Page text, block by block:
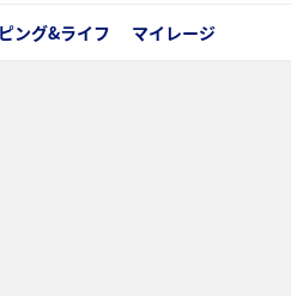
ング&ライフ マイレージ